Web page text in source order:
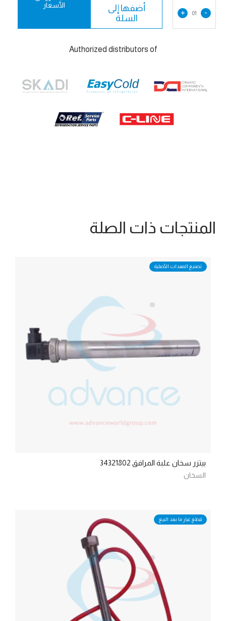
-
01
+
أضفها إلى
السلة
الأسعار
Authorized distributors of
المنتجات ذات الصلة
تصنيع المعدات الأصلية
بيتزر سخان علبة المرافق 34321802
السخان
قطع غيار ما بعد البيع